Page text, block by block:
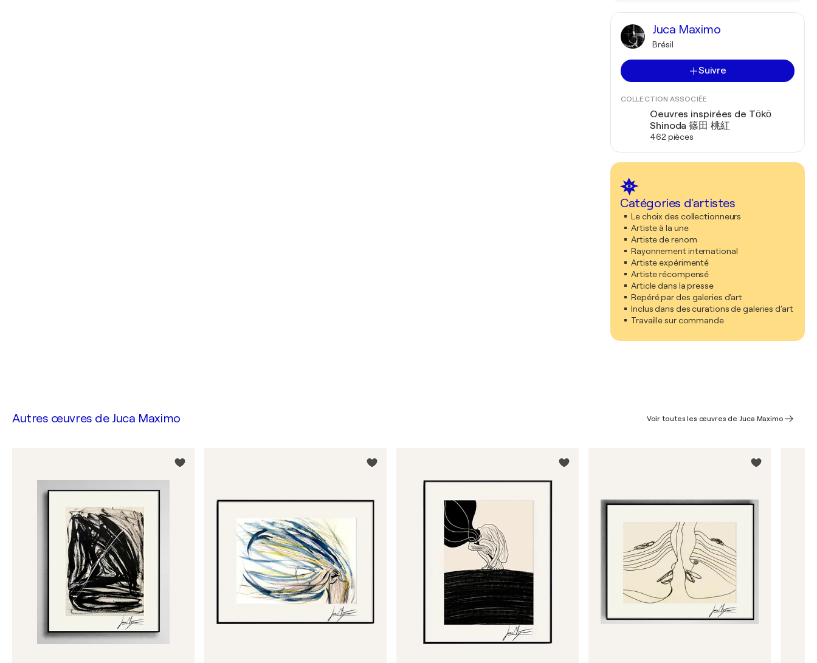
Juca Maximo
Brésil
Suivre
COLLECTION ASSOCIÉE
Oeuvres inspirées de Tōkō
Shinoda 篠田 桃紅
462 pièces
Catégories d'artistes
Le choix des collectionneurs
Artiste à la une
Artiste de renom
Rayonnement international
Artiste expérimenté
Artiste récompensé
Article dans la presse
Repéré par des galeries d'art
Inclus dans des curations de galeries d'art
Travaille sur commande
Autres œuvres de Juca Maximo Voir toutes les œuvres de Juca Maximo